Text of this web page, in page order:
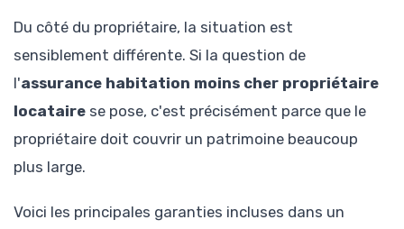
Du côté du propriétaire, la situation est
sensiblement différente. Si la question de
l'assurance habitation moins cher propriétaire
locataire se pose, c'est précisément parce que le
propriétaire doit couvrir un patrimoine beaucoup
plus large.
Voici les principales garanties incluses dans un